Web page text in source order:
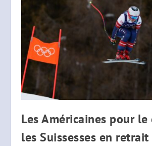
Les Américaines pour
les Suissesses en retrait